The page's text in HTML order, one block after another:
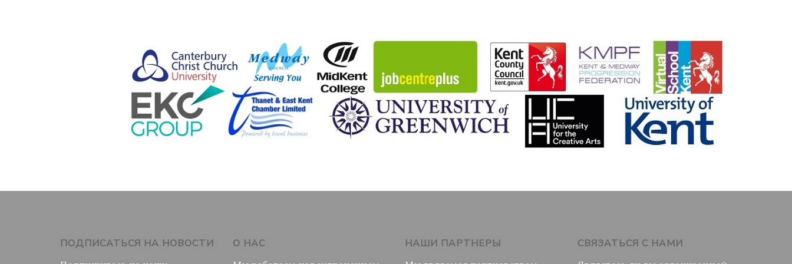
ПОДПИСАТЬСЯ НА НОВОСТИ О НАС НАШИ ПАРТНЕРЫ СВЯЗАТЬСЯ С НАМИ